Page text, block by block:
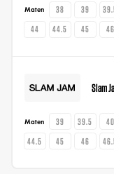
Maten 38 39
44
44.5 45 46
Slam
Maten 39 39.5 40
44.5
45 46